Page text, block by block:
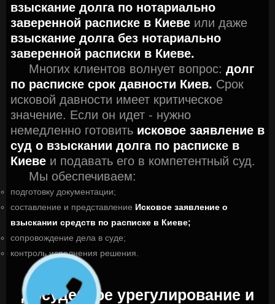
взыскание долга по нотариально
заверенной расписке в Киеве или даже
взыскание долга без нотариально
заверенной расписки в Киеве.
Многих клиентов волнует вопрос: долг
по расписке срок давности Киев. Срок
исковой давности имеет критическое
значение. Если он идет - нужно
немедленно готовить исковое заявление в
суд о взыскании долга по расписке в
Киеве и подавать его в компетентный суд.
Мы обеспечиваем:
подготовку документации;
составление и представление Исковое заявление о
взыскании средств по расписке в Киеве;
сопровождение дела в суде;
контроль исполнения решения.
Досудебное урегулирование и